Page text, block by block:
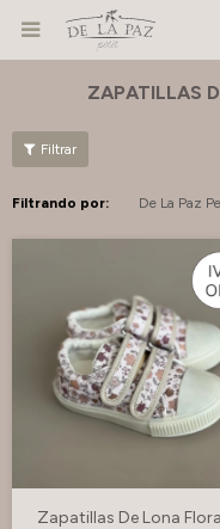

ZAPATILLAS
Filtrando por: De La Paz
Zapatillas De Lona